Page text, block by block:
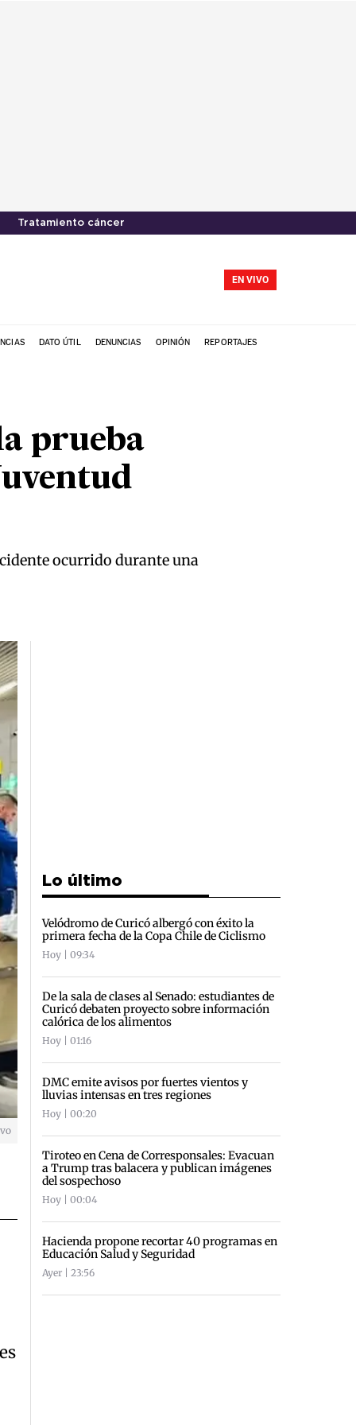
Tratamiento cáncer
EN VIVO
DATO ÚTIL DENUNCIAS OPINIÓN REPORTAJES
prueba
ocurrido durante una
Lo último
Velódromo de Curicó albergó con éxito la
primera fecha de la Copa Chile de Ciclismo
Hoy | 09:34
De la sala de clases al Senado: estudiantes de
Curicó debaten proyecto sobre información
calórica de los alimentos
Hoy | 01:16
DMC emite avisos por fuertes vientos y
lluvias intensas en tres regiones
Hoy | 00:20
Tiroteo en Cena de Corresponsales: Evacuan
a Trump tras balacera y publican imágenes
del sospechoso
Hoy | 00:04
Hacienda propone recortar 40 programas en
Educación Salud y Seguridad
Ayer | 23:56